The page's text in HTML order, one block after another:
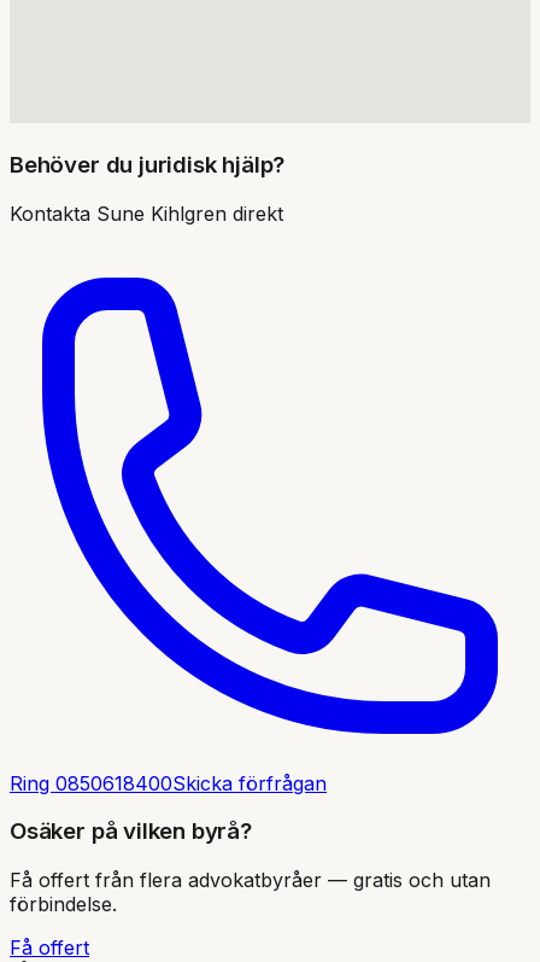
Behöver du juridisk hjälp?
Kontakta Sune Kihlgren direkt
Ring 0850618400Skicka förfrågan
Osäker på vilken byrå?
Få offert från flera advokatbyråer — gratis och utan
förbindelse.
Få offert